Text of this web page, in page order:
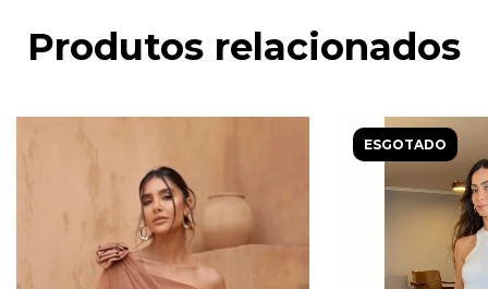
Produtos relacionados
ESGOTADO